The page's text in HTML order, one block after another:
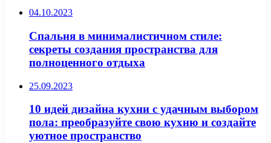
04.10.2023
Спальня в минималистичном стиле:
секреты создания пространства для
полноценного отдыха
25.09.2023
10 идей дизайна кухни с удачным выбором
пола: преобразуйте свою кухню и создайте
уютное пространство